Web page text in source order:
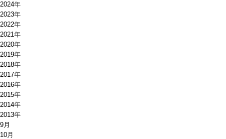
2024年
2023年
2022年
2021年
2020年
2019年
2018年
2017年
2016年
2015年
2014年
2013年
9月
10月